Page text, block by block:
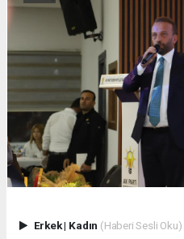
Erkek| Kadın (Haberi Sesli Oku)